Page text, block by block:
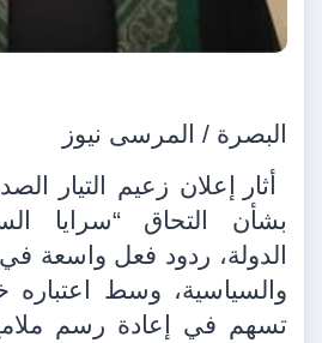
البصرة / المرسى نيوز
أثار إعلان زعيم التيار
بشأن التحاق “سرايا
الدولة، ردود فعل واسعة
والسياسية، وسط
تسهم في إعادة رسم